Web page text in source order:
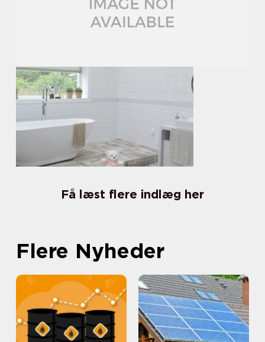
Få læst flere indlæg her
Flere Nyheder